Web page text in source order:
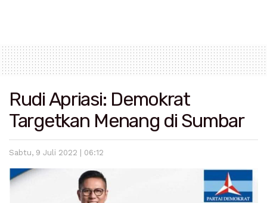
Rudi Apriasi: Demokrat
Targetkan Menang di Sumbar
Sabtu, 9 Juli 2022 | 06:12